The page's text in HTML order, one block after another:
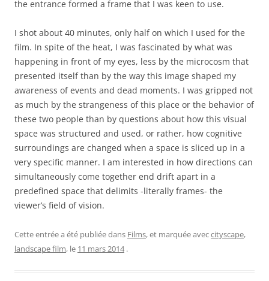
the entrance formed a frame that I was keen to use.
I shot about 40 minutes, only half on which I used for the
film. In spite of the heat, I was fascinated by what was
happening in front of my eyes, less by the microcosm that
presented itself than by the way this image shaped my
awareness of events and dead moments. I was gripped not
as much by the strangeness of this place or the behavior of
these two people than by questions about how this visual
space was structured and used, or rather, how cognitive
surroundings are changed when a space is sliced up in a
very specific manner. I am interested in how directions can
simultaneously come together end drift apart in a
predefined space that delimits -literally frames- the
viewer’s field of vision.
Cette entrée a été publiée dans Films, et marquée aveccityscape,
landscape film, le 11 mars 2014 .